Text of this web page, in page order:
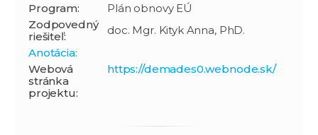
Program:
Plán obnovy EÚ
Zodpovedný
riešiteľ:
doc. Mgr. Kityk Anna, PhD.
Anotácia:
Webová
stránka
projektu:
https://demades0.webnode.sk/